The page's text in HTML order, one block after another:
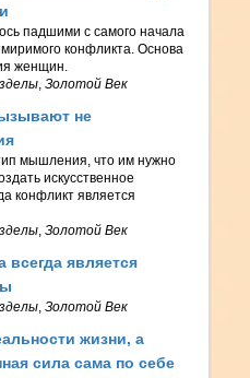
падшими с самого начала
конфликта. Основа
женщин.
,Золотой Век
не
мышления, что им нужно
искусственное
конфликт является
,Золотой Век
является
,Золотой Век
жизни, а
сила сама по себе